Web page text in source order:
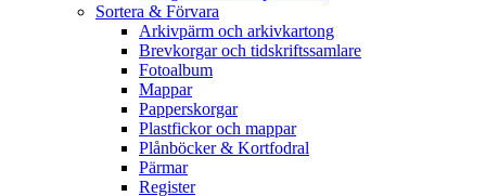
Sortera & Förvara
Arkivpärm och arkivkartong
Brevkorgar och tidskriftssamlare
Fotoalbum
Mappar
Papperskorgar
Plastfickor och mappar
Plånböcker & Kortfodral
Pärmar
Register